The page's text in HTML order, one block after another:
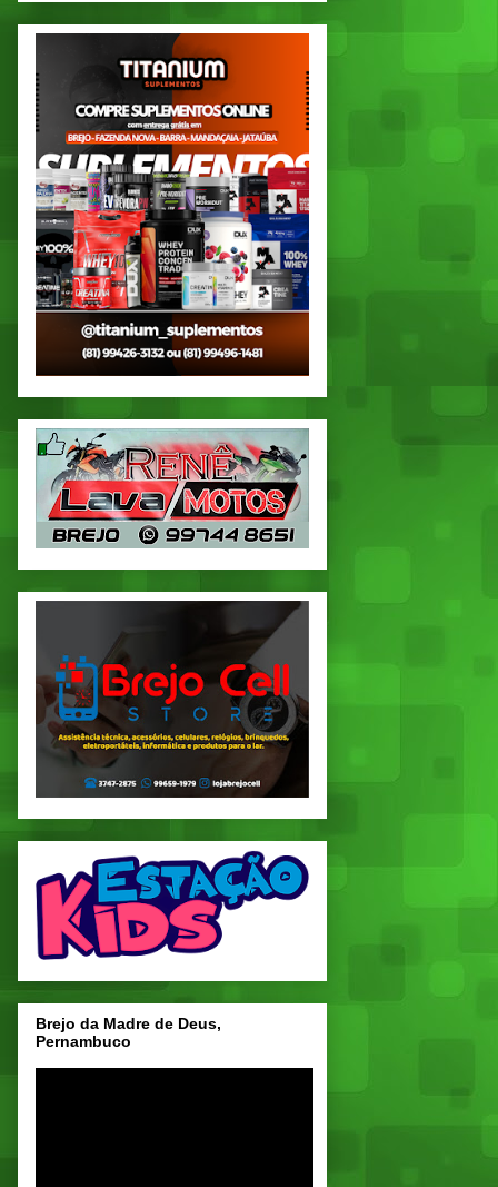
Brejo da Madre de Deus,
Pernambuco